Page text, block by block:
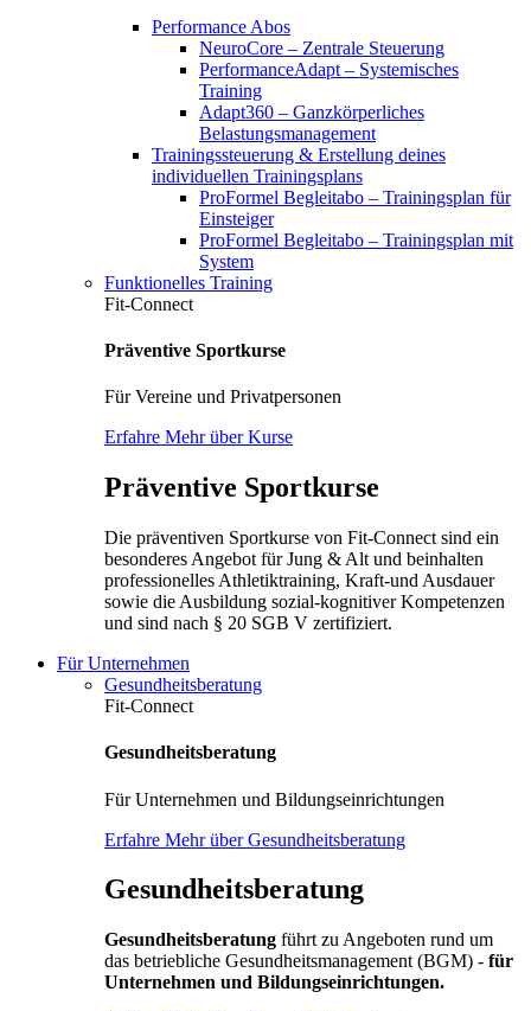
Performance Abos
NeuroCore – Zentrale Steuerung
PerformanceAdapt – Systemisches
Training
Adapt360 – Ganzkörperliches
Belastungsmanagement
Trainingssteuerung & Erstellung deines
individuellen Trainingsplans
ProFormel Begleitabo – Trainingsplan für
Einsteiger
ProFormel Begleitabo – Trainingsplan mit
System
Funktionelles Training
Fit-Connect
Präventive Sportkurse
Für Vereine und Privatpersonen
Erfahre Mehr über Kurse
Präventive Sportkurse
Die präventiven Sportkurse von Fit-Connect sind ein
besonderes Angebot für Jung & Alt und beinhalten
professionelles Athletiktraining, Kraft-und Ausdauer
sowie die Ausbildung sozial-kognitiver Kompetenzen
und sind nach § 20 SGB V zertifiziert.
Für Unternehmen
Gesundheitsberatung
Fit-Connect
Gesundheitsberatung
Für Unternehmen und Bildungseinrichtungen
Erfahre Mehr über Gesundheitsberatung
Gesundheitsberatung
Gesundheitsberatung führt zu Angeboten rund um
das betriebliche Gesundheitsmanagement (BGM) - für
Unternehmen und Bildungseinrichtungen.